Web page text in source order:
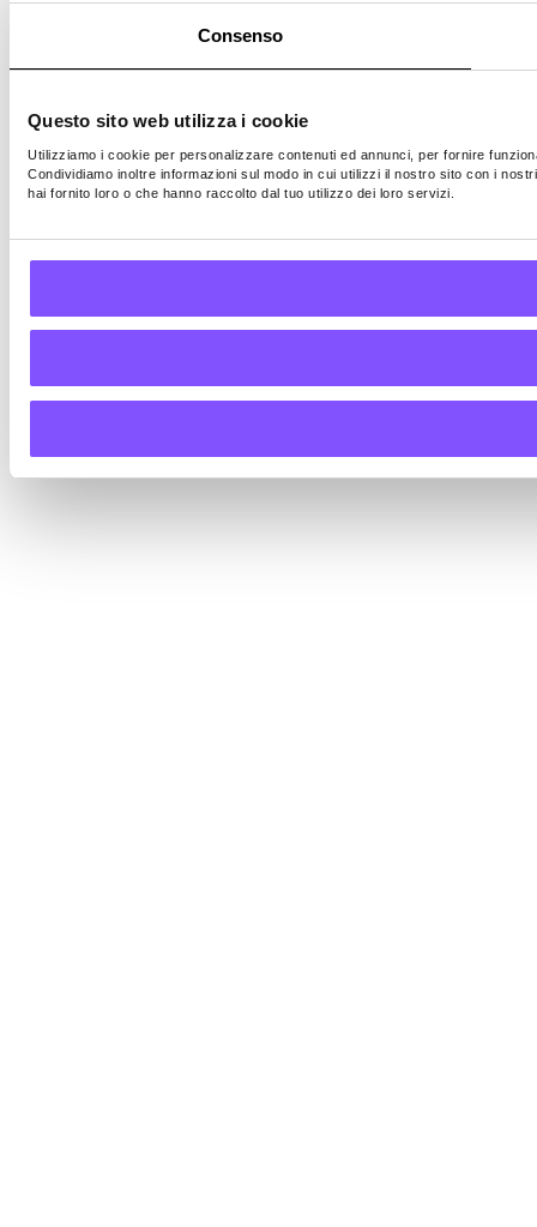
Consenso
Questo sito web utilizza i cookie
Utilizziamo i cookie per personalizzare contenuti ed annunci, per fornire
Condividiamo inoltre informazioni sul modo in cui utilizzi il nostro sito con i
hai fornito loro o che hanno raccolto dal tuo utilizzo dei loro servizi.